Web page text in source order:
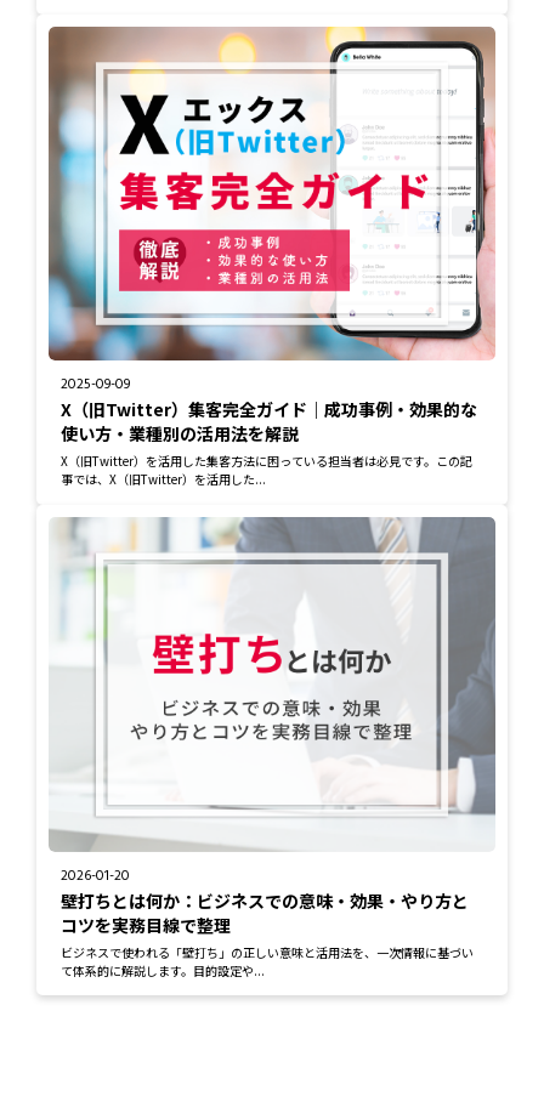
2025-09-09
X（旧Twitter）集客完全ガイド｜成功事例・効果的な
使い方・業種別の活用法を解説
X（旧Twitter）を活用した集客方法に困っている担当者は必見です。この記
事では、X（旧Twitter）を活用した...
2026-01-20
壁打ちとは何か：ビジネスでの意味・効果・やり方と
コツを実務目線で整理
ビジネスで使われる「壁打ち」の正しい意味と活用法を、一次情報に基づい
て体系的に解説します。目的設定や...